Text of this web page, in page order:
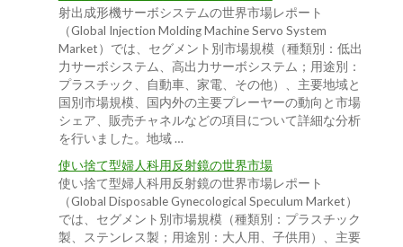
射出成形機サーボシステムの世界市場レポート
（Global Injection Molding Machine Servo System
Market）では、セグメント別市場規模（種類別：低出
力サーボシステム、高出力サーボシステム；用途別：
プラスチック、自動車、家電、その他）、主要地域と
国別市場規模、国内外の主要プレーヤーの動向と市場
シェア、販売チャネルなどの項目について詳細な分析
を行いました。地域 …
使い捨て型婦人科用反射鏡の世界市場
使い捨て型婦人科用反射鏡の世界市場レポート
（Global Disposable Gynecological Speculum Market）
では、セグメント別市場規模（種類別：プラスチック
製、ステンレス製；用途別：大人用、子供用）、主要